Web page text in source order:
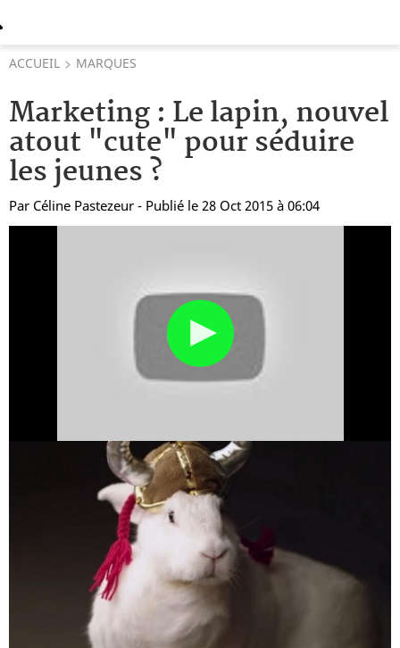
ACCUEIL MARQUES
Marketing : Le lapin, nouvel
atout "cute" pour séduire
les jeunes ?
Par Céline Pastezeur - Publié le 28 Oct 2015 à 06:04